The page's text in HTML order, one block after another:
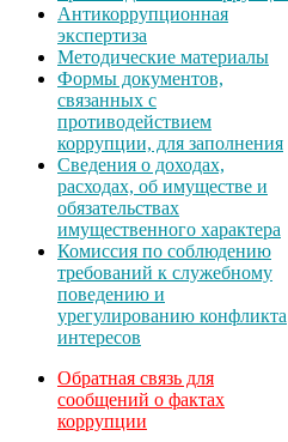
Антикоррупционная
экспертиза
Методические материалы
Формы документов,
связанных с
противодействием
коррупции, для заполнения
Сведения о доходах,
расходах, об имуществе и
обязательствах
имущественного характера
Комиссия по соблюдению
требований к служебному
поведению и
урегулированию конфликта
интересов
Обратная связь для
сообщений о фактах
коррупции